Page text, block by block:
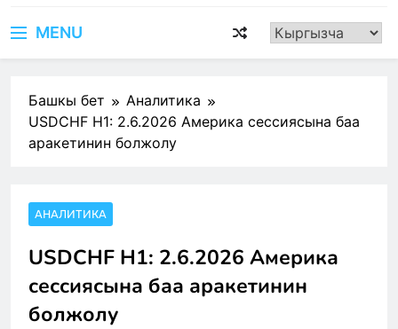
MENU
Башкы бет
Аналитика
USDCHF H1: 2.6.2026 Америка сессиясына баа
аракетинин болжолу
АНАЛИТИКА
USDCHF H1: 2.6.2026 Америка
сессиясына баа аракетинин
болжолу